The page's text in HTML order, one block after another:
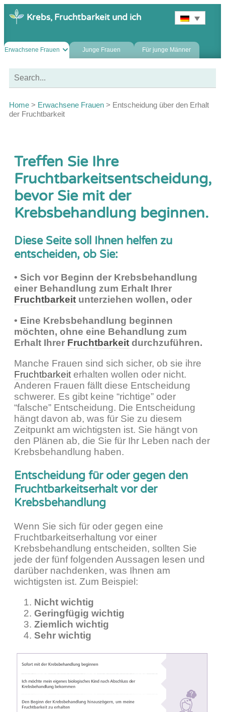
Krebs, Fruchtbarkeit und ich
Erwachsene Frauen Junge Frauen Für junge Männer
Home > Erwachsene Frauen > Entscheidung über den Erhalt
der Fruchtbarkeit
Treffen Sie Ihre
Fruchtbarkeitsentscheidung,
bevor Sie mit der
Krebsbehandlung beginnen.
Diese Seite soll Ihnen helfen zu
entscheiden, ob Sie:
• Sich vor Beginn der Krebsbehandlung
einer Behandlung zum Erhalt Ihrer
Fruchtbarkeit unterziehen wollen, oder
• Eine Krebsbehandlung beginnen
möchten, ohne eine Behandlung zum
Erhalt Ihrer Fruchtbarkeit durchzuführen.
Manche Frauen sind sich sicher, ob sie ihre
Fruchtbarkeit erhalten wollen oder nicht.
Anderen Frauen fällt diese Entscheidung
schwerer. Es gibt keine “richtige” oder
“falsche” Entscheidung. Die Entscheidung
hängt davon ab, was für Sie zu diesem
Zeitpunkt am wichtigsten ist. Sie hängt von
den Plänen ab, die Sie für Ihr Leben nach der
Krebsbehandlung haben.
Entscheidung für oder gegen den
Fruchtbarkeitserhalt vor der
Krebsbehandlung
Wenn Sie sich für oder gegen eine
Fruchtbarkeitserhaltung vor einer
Krebsbehandlung entscheiden, sollten Sie
jede der fünf folgenden Aussagen lesen und
darüber nachdenken, was Ihnen am
wichtigsten ist. Zum Beispiel:
Nicht wichtig
Geringfügig wichtig
Ziemlich wichtig
Sehr wichtig